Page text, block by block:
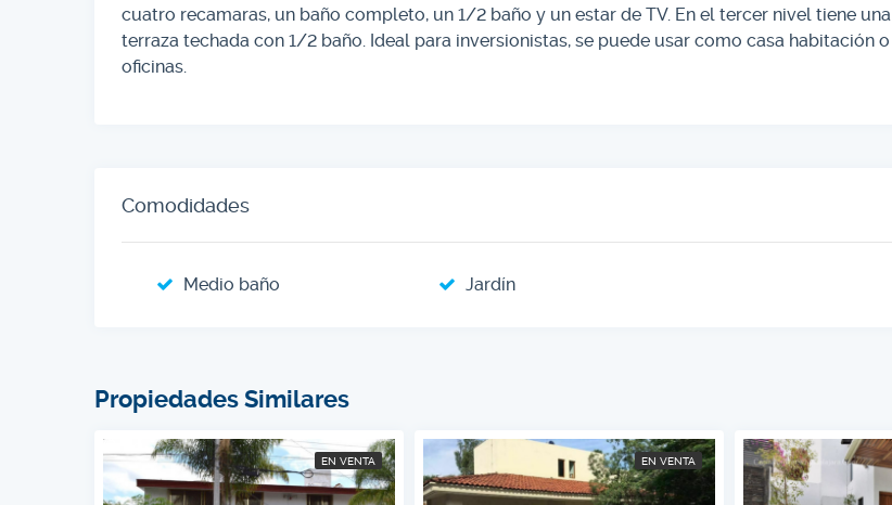
cuatro recamaras, un baño completo, un 1/2 baño y un estar de TV. En el tercer nivel tiene
terraza techada con 1/2 baño. Ideal para inversionistas, se puede usar como casa habitación
oficinas.
Comodidades
Medio baño Jardín
Propiedades Similares
EN VENTA EN VENTA